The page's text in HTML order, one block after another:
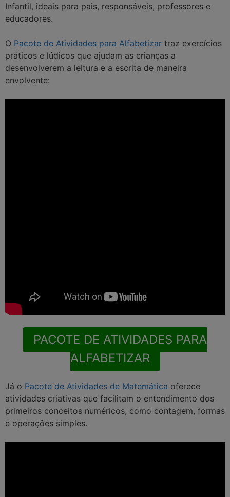
Infantil, ideais para pais, responsáveis, professores e
educadores.
O Pacote de Atividades para Alfabetizar traz exercícios
práticos e lúdicos que ajudam as crianças a
desenvolverem a leitura e a escrita de maneira
envolvente:
PACOTE DE ATIVIDADES PARA
ALFABETIZAR
Já o Pacote de Atividades de Matemática oferece
atividades criativas que facilitam o entendimento dos
primeiros conceitos numéricos, como contagem, formas
e operações simples.